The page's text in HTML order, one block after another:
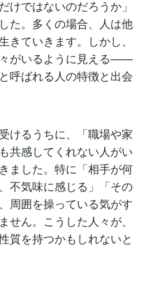
けではないのだろうか」
た。多くの場合、人は他
ていきます。しかし、
がいるように見える――
呼ばれる人の特徴と出会
けるうちに、「職場や家
共感してくれない人がい
ました。特に「相手が何
不気味に感じる」「その
周囲を操っている気がす
せん。こうした人々が、
質を持つかもしれないと